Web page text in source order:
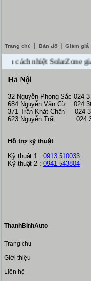
Trang chủ Bản đồ Giảm giá
nhiệt SolarZone giảm
Hà Nội
32 Nguyễn Phong Sắc 024
684 Nguyễn Văn Cừ 024
371 Trần Khát Chân 024
623 Nguyễn Trãi 024
Hỗ trợ kỹ thuật
Kỹ thuật 1 : 0913 510033
Kỹ thuật 2 : 0941 543804
ThanhBinhAuto
Trang chủ
Giới thiệu
Liên hệ